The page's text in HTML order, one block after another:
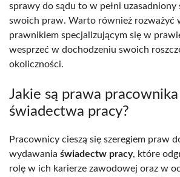
sprawy do sądu to w pełni
swoich praw. Warto również rozważyć
prawnikiem specjalizującym się w
wesprzeć w dochodzeniu swoich
okoliczności.
Jakie są prawa
świadectwa pracy?
Pracownicy cieszą się szeregiem praw
wydawania świadectw pracy, które
rolę w ich karierze zawodowej oraz w